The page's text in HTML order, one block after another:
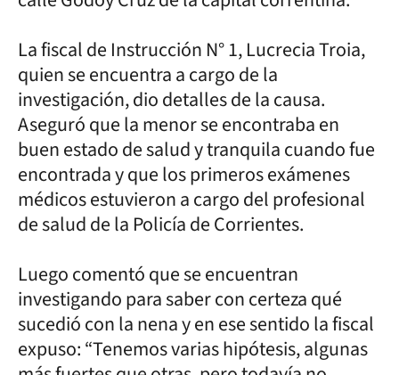
La fiscal de Instrucción N° 1, Lucrecia Troia,
quien se encuentra a cargo de la
investigación, dio detalles de la causa.
Aseguró que la menor se encontraba en
buen estado de salud y tranquila cuando fue
encontrada y que los primeros exámenes
médicos estuvieron a cargo del profesional
de salud de la Policía de Corrientes.
Luego comentó que se encuentran
investigando para saber con certeza qué
sucedió con la nena y en ese sentido la fiscal
expuso: “Tenemos varias hipótesis, algunas